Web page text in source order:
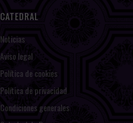
CATEDRAL
Noticias
Aviso legal
Política de cookies
Política de privacidad
Condiciones generales